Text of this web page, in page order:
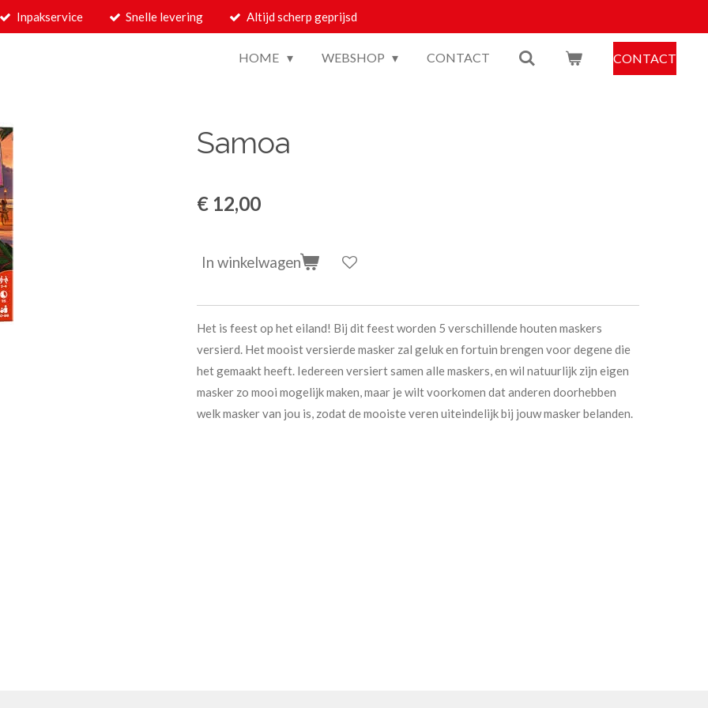
Inpakservice Snelle levering Altijd scherp geprijsd
HOME WEBSHOP CONTACT CONTACT
Samoa
€ 12,00
In winkelwagen
Het is feest op het eiland! Bij dit feest worden 5 verschillende houten maskers
versierd. Het mooist versierde masker zal geluk en fortuin brengen voor degene die
het gemaakt heeft. Iedereen versiert samen alle maskers, en wil natuurlijk zijn eigen
masker zo mooi mogelijk maken, maar je wilt voorkomen dat anderen doorhebben
welk masker van jou is, zodat de mooiste veren uiteindelijk bij jouw masker belanden.